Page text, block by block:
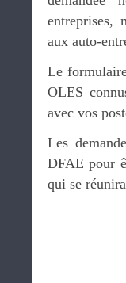
entreprises,
aux auto-
Le
OLES
avec vos
Les
DFAE pour
qui se